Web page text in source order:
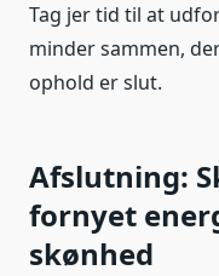
Tag jer tid til at
minder sammen,
ophold er slut.
Afslutning:
fornyet
skønhed